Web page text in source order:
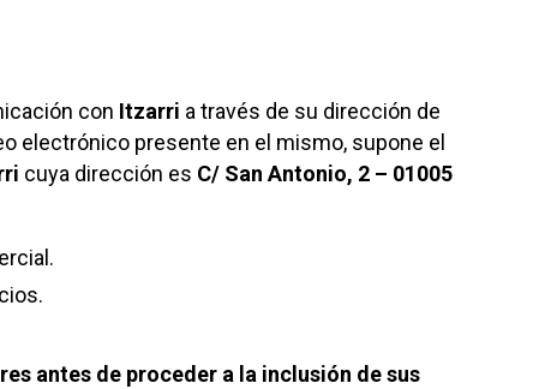
con Itzarri a través de su dirección de
electrónico presente en el mismo, supone el
cuya dirección es C/ San Antonio, 2 – 01005
antes de proceder a la inclusión de sus